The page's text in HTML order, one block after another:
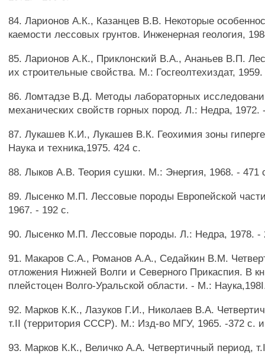
84. Ларионов А.К., Казанцев В.В. Некоторые
каемости лессовых грунтов. Инженерная геология,
85. Ларионов А.К., Приклонский В.А., Ананьев В.П.
их строительные свойства. М.: Госгеолтехиздат,
86. Ломтадзе В.Д. Методы лабораторных
механических свойств горных пород. Л.: Недра, 1972.
87. Лукашев К.И., Лукашев В.К. Геохимия зоны
Наука и техника,1975. 424 с.
88. Лыков А.В. Теория сушки. М.: Энергия, 1968. - 471
89. Лысенко М.П. Лессовые породы Европейской
1967. - 192 с.
90. Лысенко М.П. Лессовые породы. Л.: Недра, 1978. -
91. Макаров С.А., Романов А.А., Седайкин В.М.
отложения Нижней Волги и Северного Прикаспия. В
плейстоцен Волго-Уральской области. - М.:
92. Марков К.К., Лазуков Г.И., Николаев В.А.
т.II (территория СССР). М.: Изд-во МГУ, 1965. -372 с.
93. Марков К.К., Величко А.А. Четвертичный период,